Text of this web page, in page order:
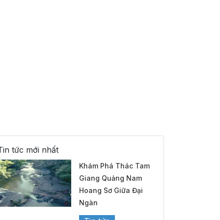
tức mới nhất
Khám Phá Thác Tam
Giang Quảng Nam
Hoang Sơ Giữa Đại
Ngàn